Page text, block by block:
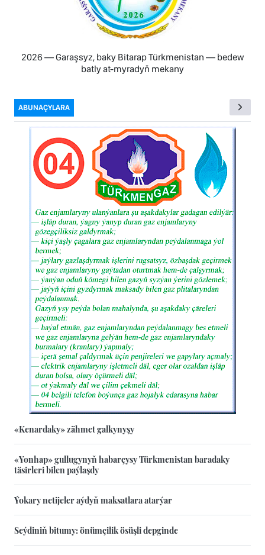
2026 — Garaşsyz, baky Bitarap Türkmenistan — bedew
batly at-myradyň mekany
ABUNAÇYLARA
«Kenardaky» zähmet galkynyşy
«Yonhap» gullugynyň habarçysy Türkmenistan baradaky
täsirleri bilen paýlaşdy
Ýokary netijeler aýdyň maksatlara atarýar
Seýdiniň bitumy: önümçilik ösüşli depginde